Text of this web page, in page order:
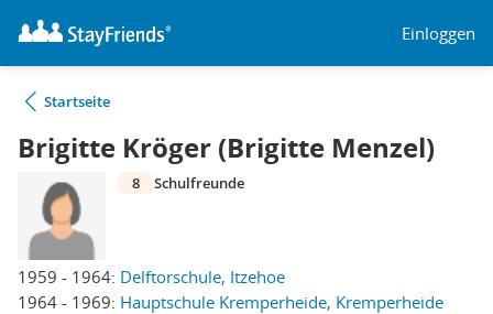
Einloggen
Startseite
Brigitte Kröger (Brigitte Menzel)
1959 - 1964: Delftorschule, Itzehoe
1964 - 1969: Hauptschule Kremperheide, Kremperheide
8 Schulfreunde